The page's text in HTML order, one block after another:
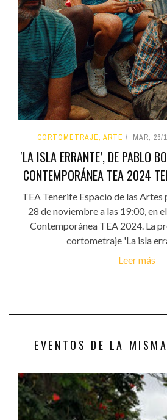
CORTOMETRAJE, ARTE MAR, 26/
'LA ISLA ERRANTE’, DE PABLO
CONTEMPORÁNEA TEA 2024
TEA Tenerife Espacio de las Artes
28 de noviembre a las 19:00, en
Contemporánea TEA 2024. La
cortometraje 'La isla
Leer más
EVENTOS DE LA